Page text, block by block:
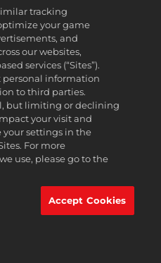
表記
ーポリシー
ポリシー
ート
たは共有しない
および返金
ートナー
Software Inc. 2K, Firaxis Games,
are trademarks of Take-Two
All rights reserved.
properties of their respective
語
tracking
your game
and
our websites,
services (“Sites”).
personal information
to third parties.
but limiting or declining
your visit and
your settings in the
For more
use, please go to the
Accept Cookies